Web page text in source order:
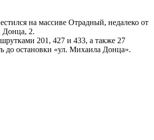
на массиве Отрадный, недалеко от
2.
201, 427 и 433, а также 27
до остановки «ул. Михаила Донца».